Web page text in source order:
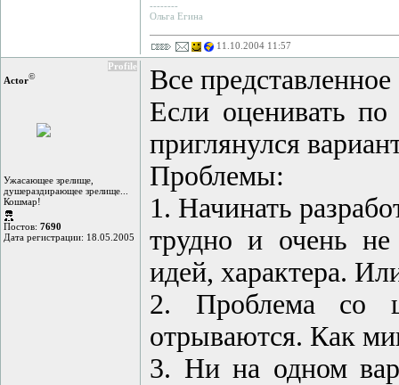
--------
Ольга Егина
11.10.2004 11:57
Profile
Actor©
Ужасающее зрелище,
душераздирающее зрелище...
Кошмар!
Постов: 7690
Дата регистрации: 18.05.2005
Все
Если оценивать
приглянулся
Проблемы:
1. Начинать
трудно и очень
идей, характера.
2. Проблема со
отрываются. Как
3. Ни на одном